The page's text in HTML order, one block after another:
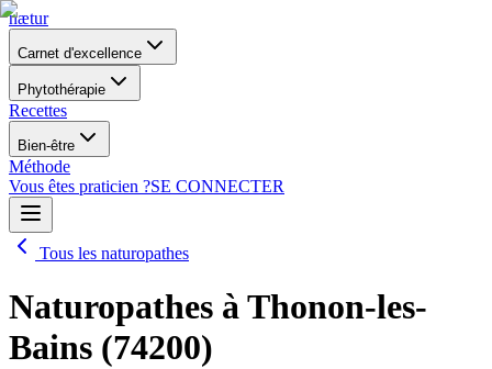
nætur
Carnet d'excellence
Phytothérapie
Recettes
Bien-être
Méthode
Vous êtes praticien ?SE CONNECTER
Tous les naturopathes
Naturopathes à Thonon-les-
Bains (74200)